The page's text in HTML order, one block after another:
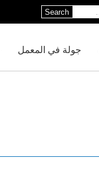
Search
جولة في المعمل